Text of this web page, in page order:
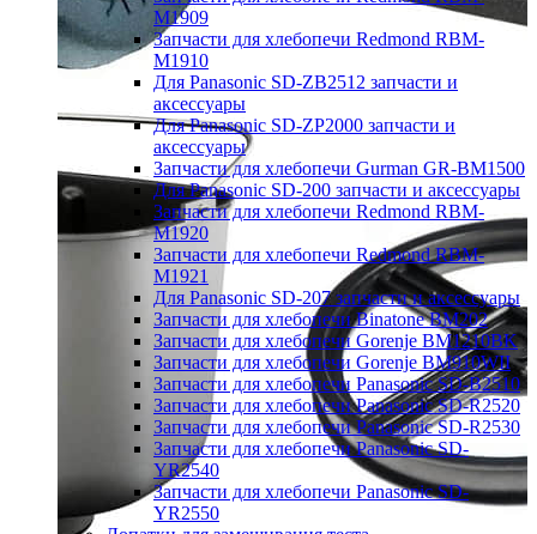
M1909
Запчасти для хлебопечи Redmond RBM-
M1910
Для Panasonic SD-ZB2512 запчасти и
аксессуары
Для Panasonic SD-ZP2000 запчасти и
аксессуары
Запчасти для хлебопечи Gurman GR-BM1500
Для Panasonic SD-200 запчасти и аксессуары
Запчасти для хлебопечи Redmond RBM-
M1920
Запчасти для хлебопечи Redmond RBM-
M1921
Для Panasonic SD-207 запчасти и аксессуары
Запчасти для хлебопечи Binatone BM202
Запчасти для хлебопечи Gorenje BM1210BK
Запчасти для хлебопечи Gorenje BM910WII
Запчасти для хлебопечи Panasonic SD-B2510
Запчасти для хлебопечи Panasonic SD-R2520
Запчасти для хлебопечи Panasonic SD-R2530
Запчасти для хлебопечи Panasonic SD-
YR2540
Запчасти для хлебопечи Panasonic SD-
YR2550